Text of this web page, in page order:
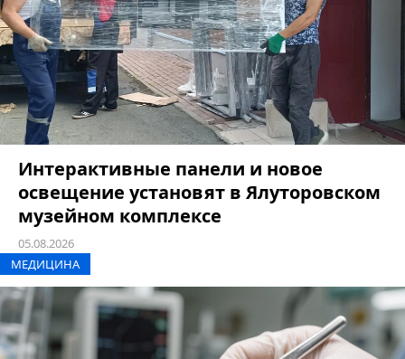
Интерактивные панели и новое
освещение установят в Ялуторовском
музейном комплексе
05.08.2026
МЕДИЦИНА